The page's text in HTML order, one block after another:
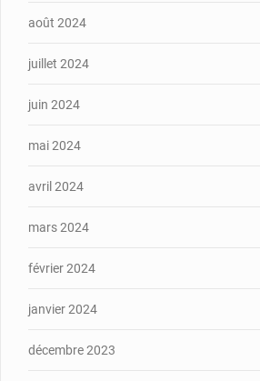
août 2024
juillet 2024
juin 2024
mai 2024
avril 2024
mars 2024
février 2024
janvier 2024
décembre 2023